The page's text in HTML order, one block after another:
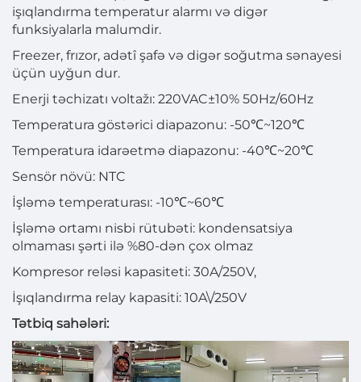
işıqlandırma temperatur alarmı və digər
funksiyalarla malumdir.
Freezer, frızor, adətî şafə və digər soğutma sənayesi
üçün uyğun dur.
Enerji təchizatı voltažı: 220VAC±10% 50Hz/60Hz
Temperatura göstərici diapazonu: -50℃~120℃
Temperatura idarəetmə diapazonu: -40℃~20℃
Sensör növü: NTC
İşləmə temperaturası: -10℃~60℃
İşləmə ortamı nisbi rütubəti: kondensatsiya
olmaması şərti ilə %80-dən çox olmaz
Kompresor reləsi kapasiteti: 30A/250V,
İşıqlandırma relay kapasiti: 10A\/250V
Tətbiq sahələri: